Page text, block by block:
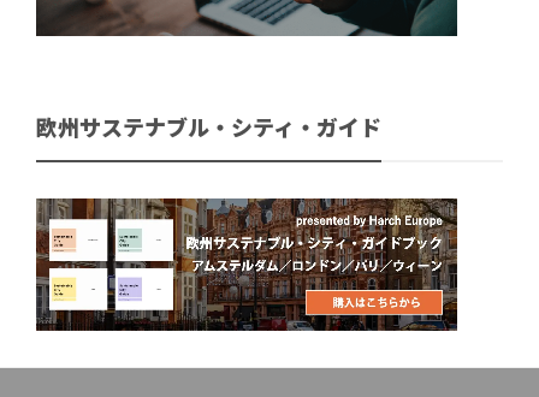
欧州サステナブル・シティ・ガイド